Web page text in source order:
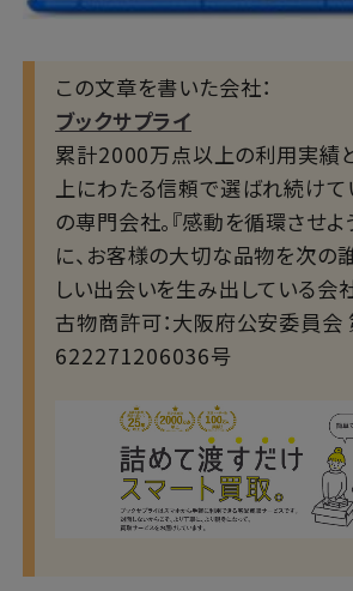
この文章を書いた会社：
ブックサプライ
累計2000万点以上の利用実績
上にわたる信頼で選ばれ続けて
の専門会社。『感動を循環させよ
に、お客様の大切な品物を次の
しい出会いを生み出している会
古物商許可：大阪府公安委員会
622271206036号